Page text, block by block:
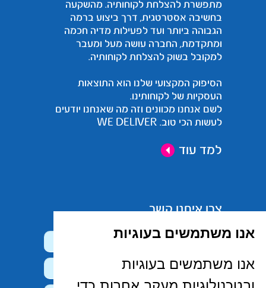
אנו משתמשים בעוגיות
אנו משתמשים בעוגיות
מתפשרת להצלחת לקוחותיה. מהשקעה
בחשיבה אסטרטגית, דרך ביצוע ברמה
הגבוהה ביותר ועד לפעילות מדיה חכמה
ומתקדמת, החברה עושה מעל ומעבר
למקובל בשוק להצלחת לקוחותיה.
הסיפוק המקצועי שלנו הוא התוצאות
העסקיות של לקוחותינו.
לשם אנחנו מכוונים וזה מה שאנחנו יודעים
לעשות הכי טוב. WE DELIVER
למד עוד
צרו איתנו קשר